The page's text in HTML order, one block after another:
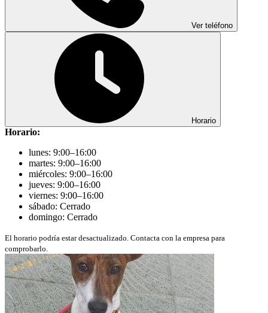
Ver teléfono
Horario
Horario:
lunes: 9:00–16:00
martes: 9:00–16:00
miércoles: 9:00–16:00
jueves: 9:00–16:00
viernes: 9:00–16:00
sábado: Cerrado
domingo: Cerrado
El horario podría estar desactualizado. Contacta con la empresa para
comprobarlo.